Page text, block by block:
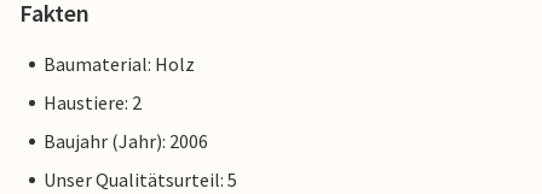
Fakten
Baumaterial: Holz
Haustiere: 2
Baujahr (Jahr): 2006
Unser Qualitätsurteil: 5